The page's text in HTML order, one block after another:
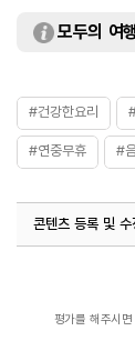
모두의 여
#건강한요리
#연중무휴 #
콘텐츠 등록 및 수
평가를 해주시